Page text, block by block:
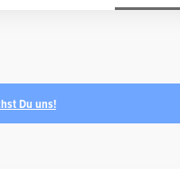
Du uns!